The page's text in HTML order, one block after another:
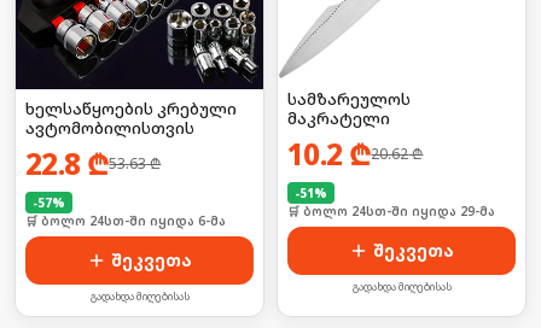
ხელსაწყოების კრებული
ავტომობილისთვის
22.8 ₾53.63₾
-57%
🛒 ბოლო 24სთ-ში იყიდა 6-მა
შეკვეთა
გადახდა მიღებისას
სამზარეულოს
მაკრატელი
10.2 ₾20.62₾
-51%
🛒 ბოლო 24სთ-ში იყიდა 29-მა
შეკვეთა
გადახდა მიღებისას